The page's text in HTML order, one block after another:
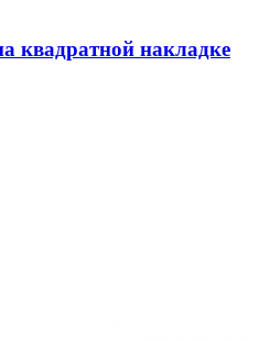
квадратной накладке